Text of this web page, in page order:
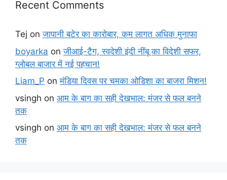
Recent Comments
Tej onजापानी बटेर का कारोबार, कम लागत अधिक मुनाफा
boyarka onजीआई-टैग, स्वदेशी इंदी नींबू का विदेशी सफर,
ग्लोबल बाजार में नई पहचान!
Liam_P onमंडिया दिवस पर चमका ओडिशा का बाजरा मिशन!
vsingh on आम के बाग का सही देखभाल: मंजर से फल बनने
तक
vsingh on आम के बाग का सही देखभाल: मंजर से फल बनने
तक